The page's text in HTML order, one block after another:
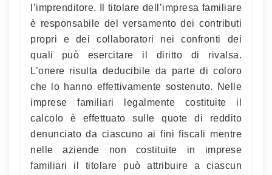
l’imprenditore. Il titolare dell’impresa familiare
è responsabile del versamento dei contributi
propri e dei collaboratori nei confronti dei
quali può esercitare il diritto di rivalsa.
L’onere risulta deducibile da parte di coloro
che lo hanno effettivamente sostenuto. Nelle
imprese familiari legalmente costituite il
calcolo è effettuato sulle quote di reddito
denunciato da ciascuno ai fini fiscali mentre
nelle aziende non costituite in imprese
familiari il titolare può attribuire a ciascun